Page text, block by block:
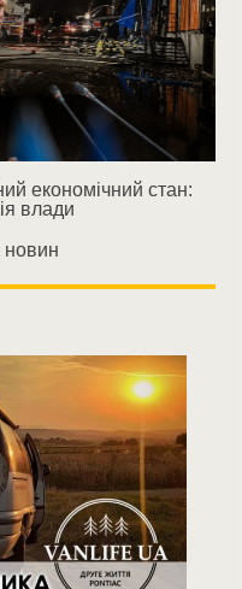
економічний стан:
влади
новин